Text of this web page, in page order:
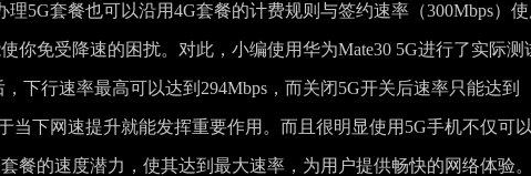
5G套餐也可以沿用4G套餐的计费规则与签约速率（300Mbps）
你免受降速的困扰。对此，小编使用华为Mate30 5G进行了实际测
下行速率最高可以达到294Mbps，而关闭5G开关后速率只能达到
当下网速提升就能发挥重要作用。而且很明显使用5G手机不仅可
餐的速度潜力，使其达到最大速率，为用户提供畅快的网络体验